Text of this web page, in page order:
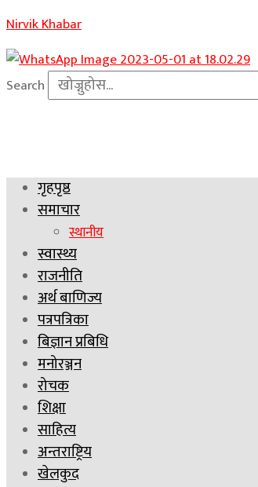
Nirvik Khabar
Search
गृहपृष्ठ
समाचार
स्थानीय
स्वास्थ्य
राजनीति
अर्थ बाणिज्य
पत्रपत्रिका
बिज्ञान प्रबिधि
मनोरञ्जन
रोचक
शिक्षा
साहित्य
अन्तराष्ट्रिय
खेलकुद